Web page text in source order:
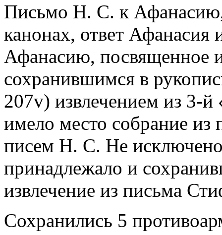
Письмо Н. С. к Афанасию,
канонах, ответ
Афанасию, посвященное
сохранившимся в
207v) извлечением из 3-
имело место собрание из
писем Н. С. Не
принадлежало и
извлечение из письма
Сохранились 5